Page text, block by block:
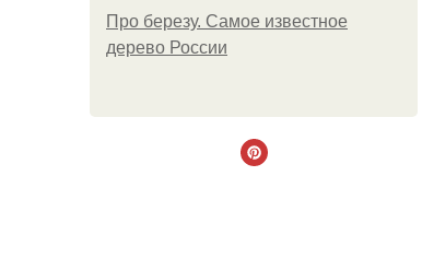
Про березу. Самое известное
дерево России